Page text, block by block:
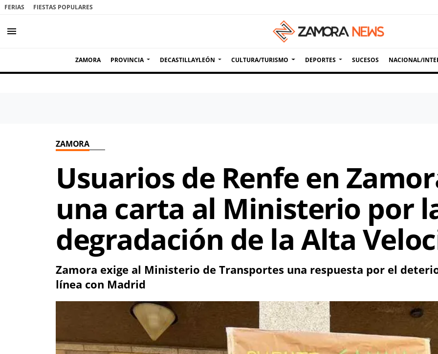
FERIAS FIESTAS POPULARES
menu
ZAMORA PROVINCIA DECASTILLAYLEÓN CULTURA/TURISMO DEPORTES SUCESOS NACIONAL/
ZAMORA
Usuarios de Renfe en
una carta al Ministerio por
degradación de la Alta
Zamora exige al Ministerio de Transportes una respuesta por el
línea con Madrid